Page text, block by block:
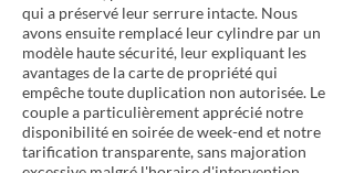
qui a préservé leur serrure intacte. Nous
avons ensuite remplacé leur cylindre par un
modèle haute sécurité, leur expliquant les
avantages de la carte de propriété qui
empêche toute duplication non autorisée. Le
couple a particulièrement apprécié notre
disponibilité en soirée de week-end et notre
tarification transparente, sans majoration